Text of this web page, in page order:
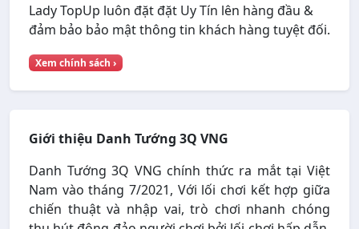
Lady TopUp luôn đặt đặt Uy Tín lên hàng đầu &
đảm bảo bảo mật thông tin khách hàng tuyệt đối.
Xem chính sách ›
Giới thiệu Danh Tướng 3Q VNG
Danh Tướng 3Q VNG chính thức ra mắt tại Việt
Nam vào tháng 7/2021, Với lối chơi kết hợp giữa
chiến thuật và nhập vai, trò chơi nhanh chóng